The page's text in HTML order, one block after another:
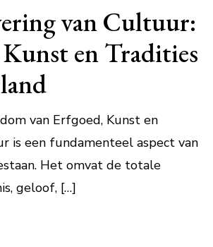
van Cultuur:
en Tradities
van Erfgoed, Kunst en
is een fundamenteel aspect van
Het omvat de totale
geloof, […]